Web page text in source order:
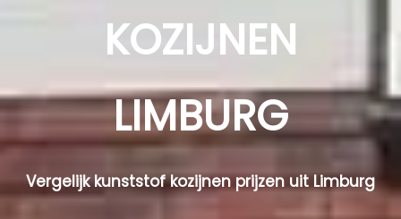
KOZIJNEN
LIMBURG
Vergelijk kunststof kozijnen prijzen uit Limburg